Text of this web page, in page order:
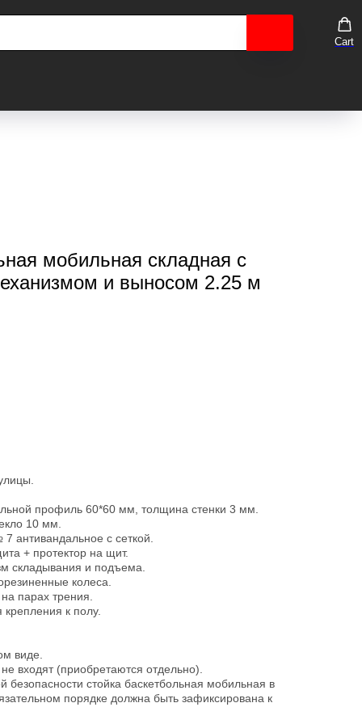
Cart
мобильная складная с
и выносом 2.25 м
профиль 60*60 мм, толщина стенки 3 мм.
10 мм.
антивандальное с сеткой.
+ протектор на щит.
складывания и подъема.
колеса.
парах трения.
к полу.
виде.
входят (приобретаются отдельно).
безопасности стойка баскетбольная мобильная в
порядке должна быть зафиксирована к